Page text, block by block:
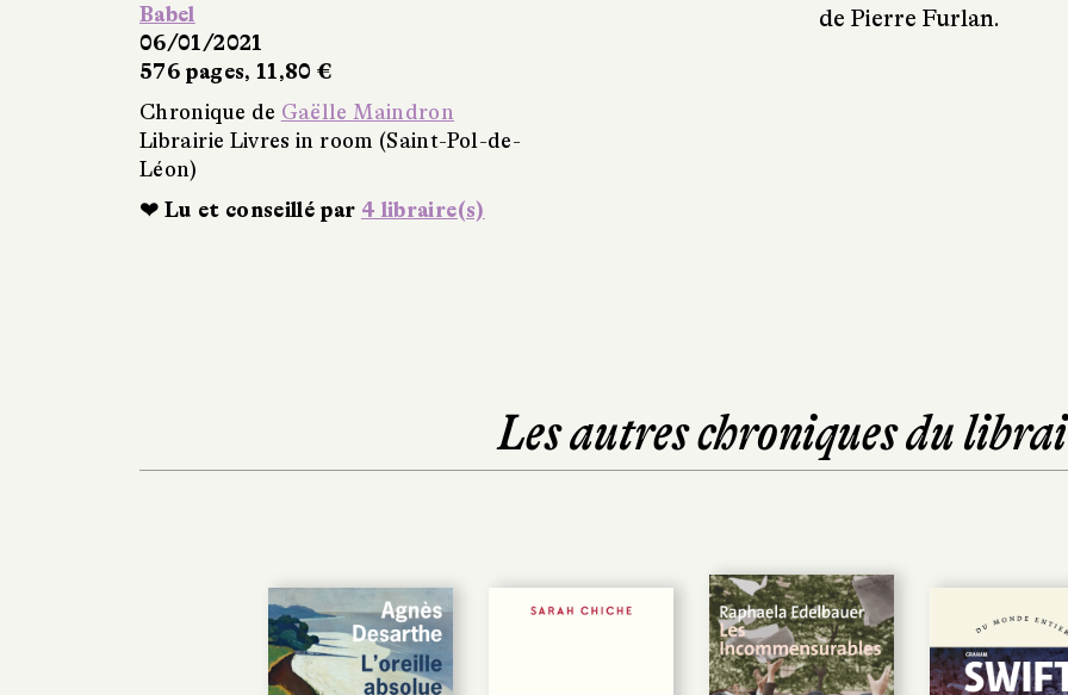
Babel
06/01/2021
576 pages, 11,80 €
Chronique de Gaëlle Maindron
Librairie Livres in room (Saint-Pol-de-
Léon)
❤ Lu et conseillé par 4 libraire(s)
de Pierre Furlan.
Les autres chroniques du